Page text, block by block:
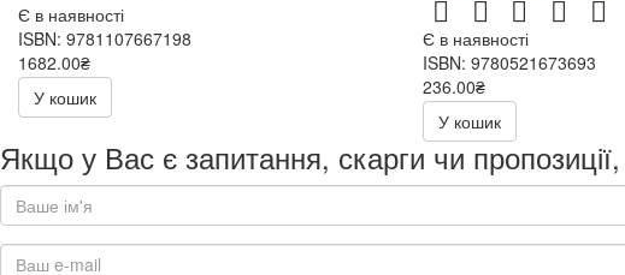
Є в наявності
ISBN: 9781107667198
1682.00₴
У кошик
Є в наявності
ISBN: 9780521673693
236.00₴
472.00₴
У кошик
Якщо у Вас є запитання, скарги чи